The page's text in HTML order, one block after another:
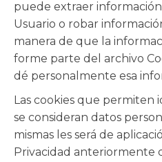
puede extraer
Usuario o robar
manera de que la
forme parte del archivo
dé personalmente esa
Las cookies que permiten
se consideran datos
mismas les será de
Privacidad anteriormente